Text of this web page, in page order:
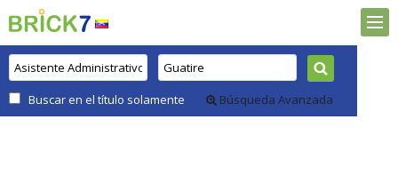
Buscar en el título solamente Búsqueda Avanzada